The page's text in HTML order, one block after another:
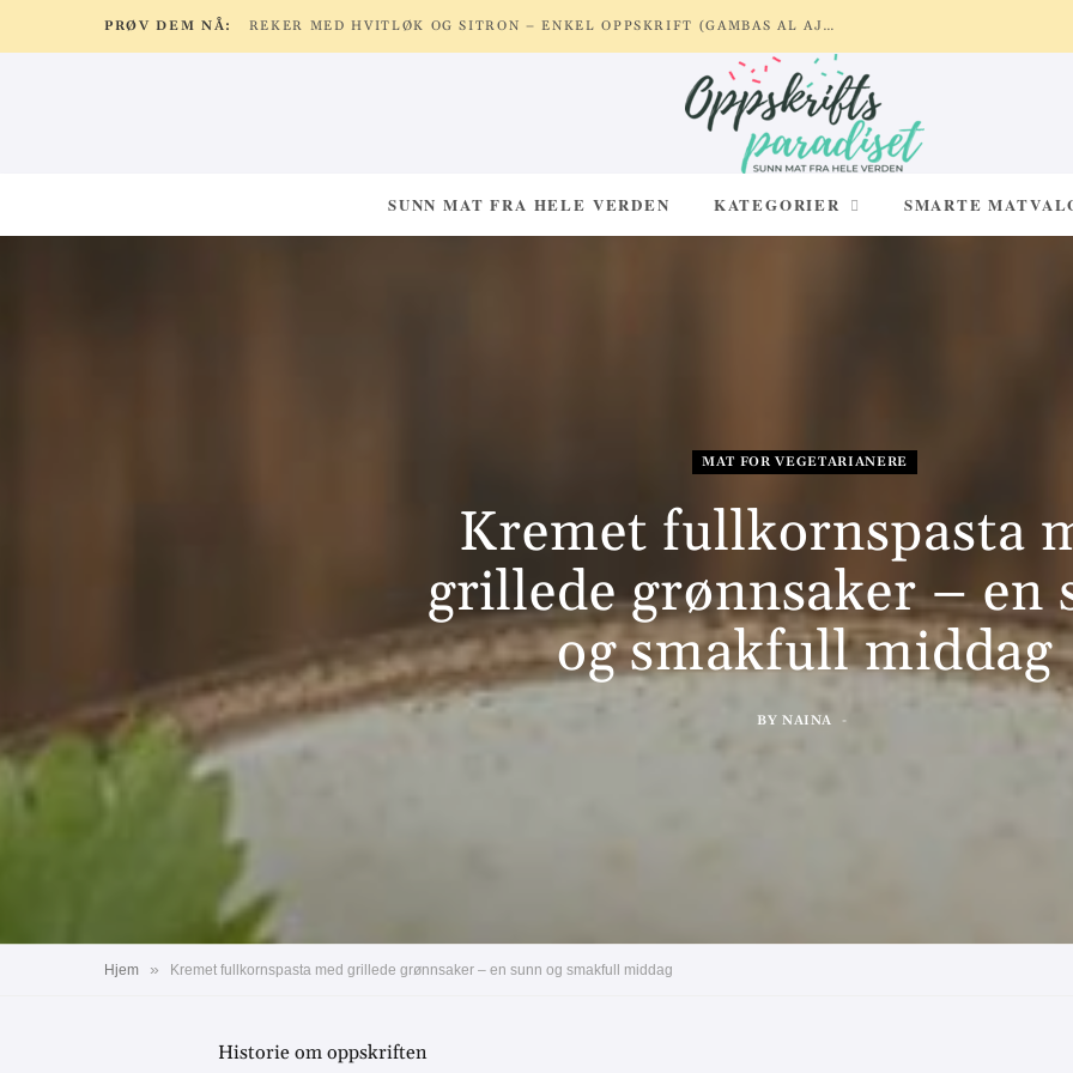
PRØV DEM NÅ: REKER MED HVITLØK OG SITRON – ENKEL OPPSKRIFT (GAMBAS AL AJILLO)
SUNN MAT FRA HELE VERDEN KATEGORIER SMARTE
MAT FOR VEGETARIANERE
Kremet fullkornspasta
grillede grønnsaker – en
og smakfull middag
BY NAINA
Hjem » Kremet fullkornspasta med grillede grønnsaker – en sunn og smakfull middag
Historie om oppskriften